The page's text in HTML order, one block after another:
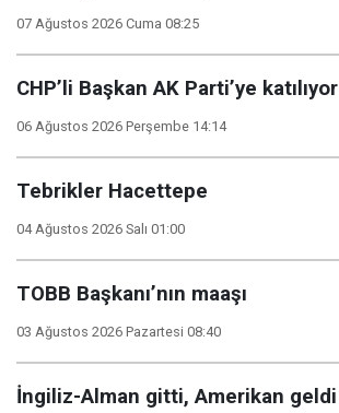
07 Ağustos 2026 Cuma 08:25
CHP’li Başkan AK Parti’ye katılıyor
06 Ağustos 2026 Perşembe 14:14
Tebrikler Hacettepe
04 Ağustos 2026 Salı 01:00
TOBB Başkanı’nın maaşı
03 Ağustos 2026 Pazartesi 08:40
İngiliz-Alman gitti, Amerikan geldi